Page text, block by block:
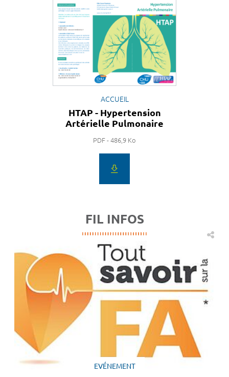
ACCUEIL
HTAP - Hypertension
Artérielle Pulmonaire
PDF - 486,9 Ko
FIL INFOS
EVÉNEMENT